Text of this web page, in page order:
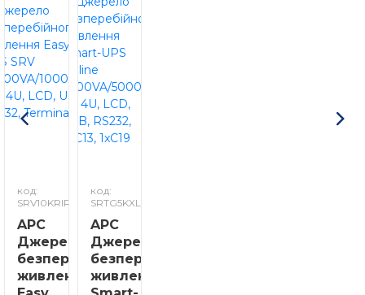
код:
SRV10KRIRK
APC
Джерело
безперебійного
живлення
код:
SRTG5KXLI
APC
Джерело
безперебійного
живлення